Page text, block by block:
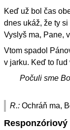
Keď už bol čas
dnes ukáž, že ty
Vyslyš ma, Pane,
Vtom spadol
v jarku. Keď to ľud
Počuli sme
R.: Ochráň ma,
Responzóriový